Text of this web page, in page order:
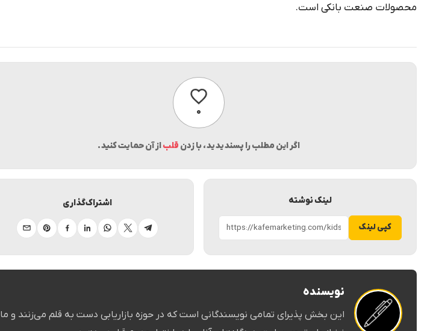
محصولات صنعت بانکی است.
۰پسندیدن
اگر این مطلب را پسندیدید، با زدن قلباز آن حمایت کنید.
لینک نوشته
کپی لینک
اشتراک‌گذاری
تلگرامایکسواتساپلینکدینفیسبوکپینترستایمیل
نویسنده
این بخش پذیرای تمامی نویسندگانی است که در حوزه بازاریابی دست به قلم می‌زنند و ما